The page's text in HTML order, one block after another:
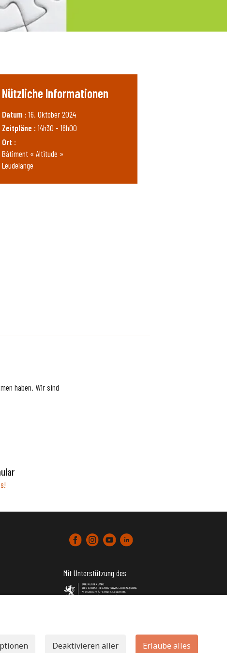
Nützliche Informationen
Datum :16. Oktober 2024
Zeitpläne :14h30 - 16h00
Ort :
Bâtiment « Altitude »
Leudelange
haben. Wir sind
Mit Unterstützung des
Deaktivieren aller Erlaube alles